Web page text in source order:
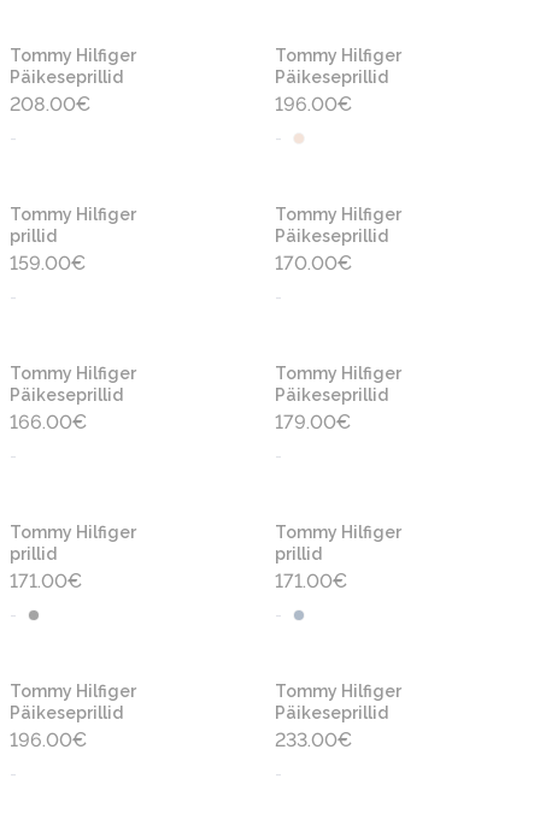
Tommy Hilfiger
Päikeseprillid
208.00€
-
Tommy Hilfiger
Päikeseprillid
196.00€
-
Tommy Hilfiger
prillid
159.00€
-
Tommy Hilfiger
Päikeseprillid
170.00€
-
Tommy Hilfiger
Päikeseprillid
166.00€
-
Tommy Hilfiger
Päikeseprillid
179.00€
-
Tommy Hilfiger
prillid
171.00€
-
Tommy Hilfiger
prillid
171.00€
-
Tommy Hilfiger
Päikeseprillid
196.00€
-
Tommy Hilfiger
Päikeseprillid
233.00€
-